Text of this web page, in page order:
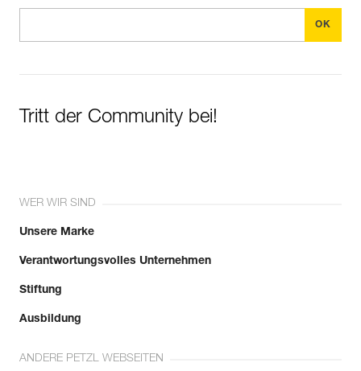
Tritt der Community bei!
WER WIR SIND
Unsere Marke
Verantwortungsvolles Unternehmen
Stiftung
Ausbildung
ANDERE PETZL WEBSEITEN